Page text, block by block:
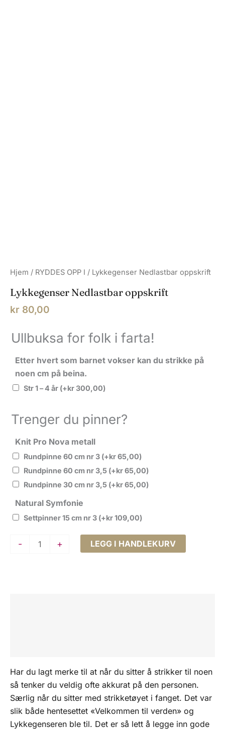
Hjem / RYDDES OPP I / Lykkegenser Nedlastbar oppskrift
Lykkegenser Nedlastbar oppskrift
kr 80,00
Ullbuksa for folk i farta!
Etter hvert som barnet vokser kan du strikke på
noen cm på beina.
Str 1 – 4 år (+kr300,00)
Trenger du pinner?
Knit Pro Nova metall
Rundpinne 60 cm nr 3 (+kr65,00)
Rundpinne 60 cm nr 3,5 (+kr65,00)
Rundpinne 30 cm nr 3,5 (+kr65,00)
Natural Symfonie
Settpinner 15 cm nr 3 (+kr109,00)
-
Lykkegenser + LEGG I HANDLEKURV
Har du lagt merke til at når du sitter å strikker til noen
så tenker du veldig ofte akkurat på den personen.
Særlig når du sitter med strikketøyet i fanget. Det var
slik både hentesettet «Velkommen til verden» og
Lykkegenseren ble til. Det er så lett å legge inn gode